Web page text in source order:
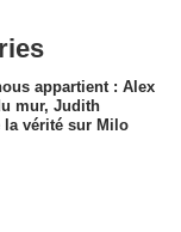
appartient : Alex
mur, Judith
la vérité sur Milo